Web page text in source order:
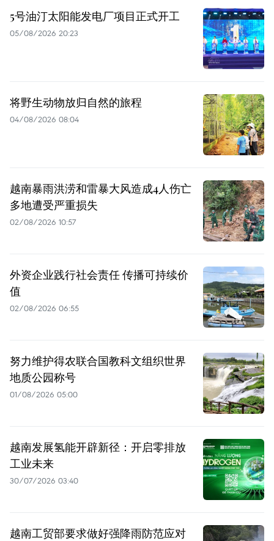
5号油汀太阳能发电厂项目正式开工
05/08/2026 20:23
将野生动物放归自然的旅程
04/08/2026 08:04
越南暴雨洪涝和雷暴大风造成4人伤亡
多地遭受严重损失
02/08/2026 10:57
外资企业践行社会责任 传播可持续价
值
02/08/2026 06:55
努力维护得农联合国教科文组织世界
地质公园称号
01/08/2026 05:00
越南发展氢能开辟新径：开启零排放
工业未来
30/07/2026 03:40
越南工贸部要求做好强降雨防范应对